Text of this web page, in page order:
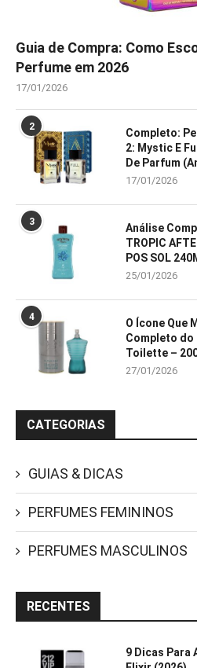
Guia de Compra: Como
Perfume em 2026
17/01/2026
2
Completo:
2: Mystic E
De Parfum
17/01/2026
3
Análise
TROPIC
POS SOL
25/01/2026
4
O Ícone Que
Completo do
Toilette –
27/01/2026
CATEGORIAS
GUIAS & DICAS
PERFUMES FEMININOS
PERFUMES MASCULINOS
RECENTES
9 Dicas Para